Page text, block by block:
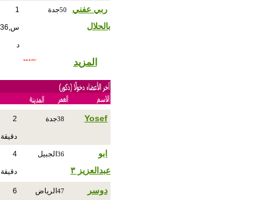
ربي عفني
بالحلال
50جدة 1
س,36
د
المزيد
Yosef
38جدة 2
دقيقة
ابو
عبدالعزيز ٣
36 الجبيل 4
دقيقة
دوسر 47 الرياض 6